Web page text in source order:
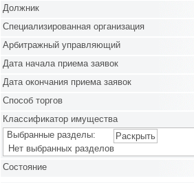
Должник
Специализированная организация
Арбитражный управляющий
Дата начала приема заявок
Дата окончания приема заявок
Способ торгов
Классификатор имущества
Выбранные разделы:
Раскрыть
Нет выбранных разделов
Состояние